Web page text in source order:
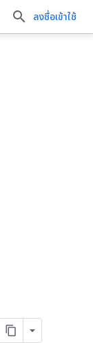
ลงชื่อเข้าใช้